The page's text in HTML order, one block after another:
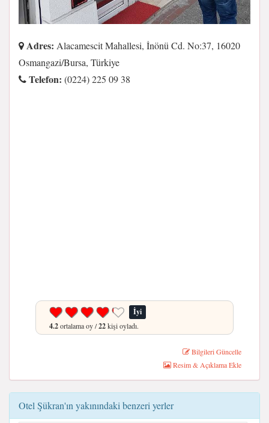
Adres: Alacamescit Mahallesi, İnönü Cd. No:37, 16020
Osmangazi/Bursa, Türkiye
Telefon: (0224) 225 09 38
İyi
4.2ortalama oy /22kişi oyladı.
Bilgileri Güncelle
Resim & Açıklama Ekle
Otel Şükran'ın yakınındaki benzeri yerler